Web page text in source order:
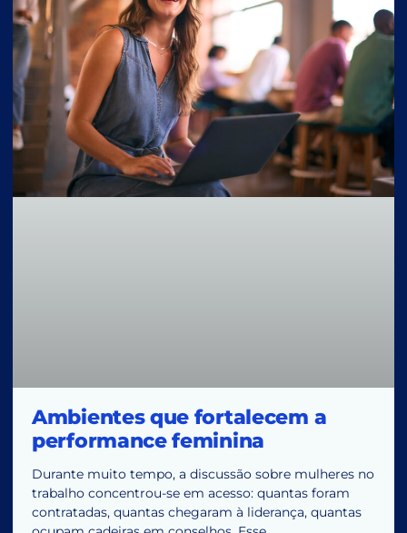
Ambientes que fortalecem a
performance feminina
Durante muito tempo, a discussão sobre mulheres no
trabalho concentrou-se em acesso: quantas foram
contratadas, quantas chegaram à liderança, quantas